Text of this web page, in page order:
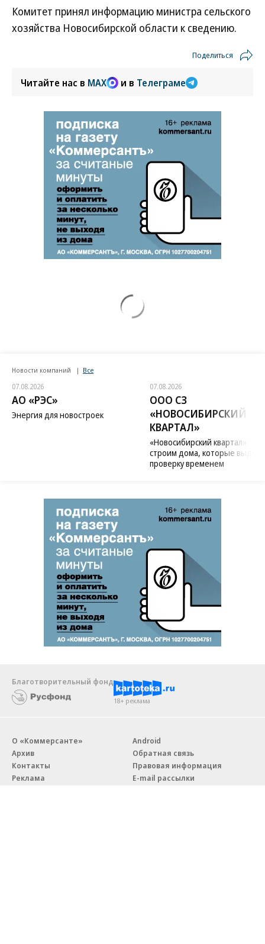
Комитет принял информацию министра сельского
хозяйства Новосибирской области к сведению.
Поделиться
Читайте нас в MAX и в Телеграме
Новости компаний Все
07.08.2026
АО «РЭС»
Энергия для новостроек
07.08.2026
ООО СЗ
«НОВОСИБИРСКИЙ
КВАРТАЛ»
«Новосибирский квартал»:
строим дома, которые
проверку временем
Благотворительный фонд
18+ реклама
О «Коммерсанте»
Архив
Контакты
Реклама
Android
Обратная связь
Правовая информация
E-mail рассылки